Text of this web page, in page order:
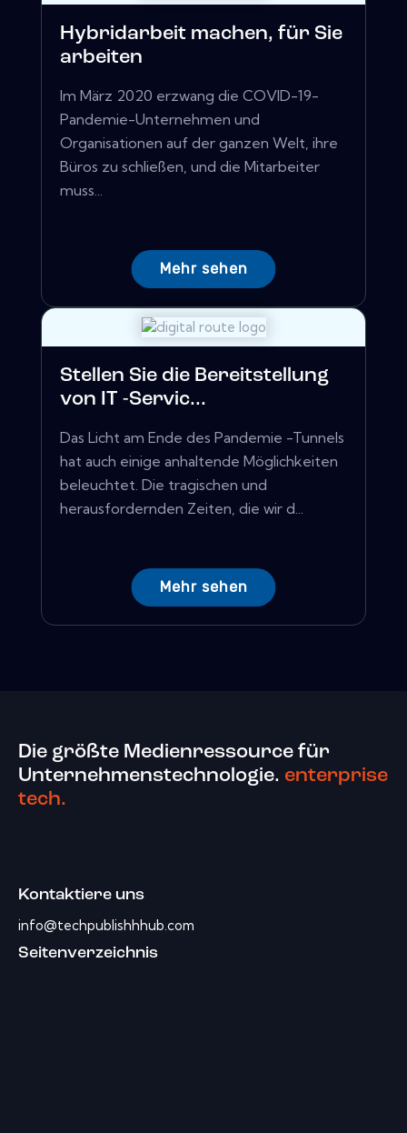
Hybridarbeit machen, für Sie
arbeiten
Im März 2020 erzwang die COVID-19-
Pandemie-Unternehmen und
Organisationen auf der ganzen Welt, ihre
Büros zu schließen, und die Mitarbeiter
muss...
Mehr sehen
Stellen Sie die Bereitstellung
von IT -Servic...
Das Licht am Ende des Pandemie -Tunnels
hat auch einige anhaltende Möglichkeiten
beleuchtet. Die tragischen und
herausfordernden Zeiten, die wir d...
Mehr sehen
Die größte Medienressource für
Unternehmenstechnologie. enterprise
tech.
Kontaktiere uns
info@techpublishhhub.com
Seitenverzeichnis